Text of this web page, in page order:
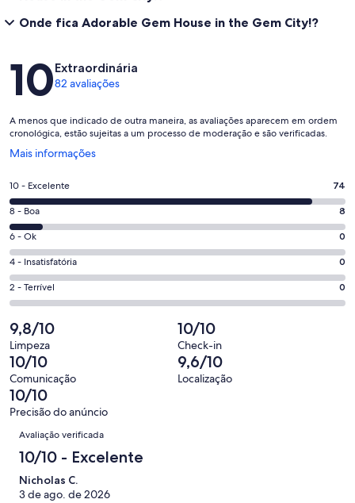
Onde fica Adorable Gem House in the Gem City!?
Avaliações
10Extraordinária
82 avaliações
A menos que indicado de outra maneira, as avaliações aparecem em ordem
cronológica, estão sujeitas a um processo de moderação e são verificadas.
Mais informações
Abre
uma
nova
janela
Nota
10
-
Excelente.
74
de
82
avaliações
10 - Excelente 74
Nota
8
-
Boa.
8
de
avaliações
8 - Boa 8
Nota
6
-
Ok.
0
de
82
avaliações
6 - Ok 0
Nota
4
-
0
de
82
avaliações
4 - Insatisfatória 0
Nota
2
-
Terrível.
0
de
82
avaliações
2 - Terrível 0
9,8/10
Limpeza
10/10
Check-in
10/10
Comunicação
9,6/10
Localização
10/10
Precisão do anúncio
Avaliações
Avaliação verificada
10/10 - Excelente
Nicholas C.
3 de ago. de 2026